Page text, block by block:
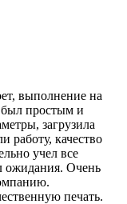
выполнение на
был простым и
загрузила
качество
учел все
ожидания. Очень
печать.